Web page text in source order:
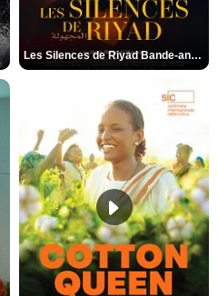
Les Silences de Riyad Bande-annonce VO STFR